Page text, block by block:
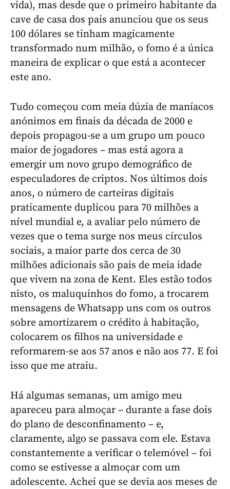
vida), mas desde que o primeiro habitante da
cave de casa dos pais anunciou que os seus
100 dólares se tinham magicamente
transformado num milhão, o fomo é a única
maneira de explicar o que está a acontecer
este ano.
Tudo começou com meia dúzia de maníacos
anónimos em finais da década de 2000 e
depois propagou-se a um grupo um pouco
maior de jogadores – mas está agora a
emergir um novo grupo demográfico de
especuladores de criptos. Nos últimos dois
anos, o número de carteiras digitais
praticamente duplicou para 70 milhões a
nível mundial e, a avaliar pelo número de
vezes que o tema surge nos meus círculos
sociais, a maior parte dos cerca de 30
milhões adicionais são pais de meia idade
que vivem na zona de Kent. Eles estão todos
nisto, os maluquinhos do fomo, a trocarem
mensagens de Whatsapp uns com os outros
sobre amortizarem o crédito à habitação,
colocarem os filhos na universidade e
reformarem-se aos 57 anos e não aos 77. E foi
isso que me atraiu.
Há algumas semanas, um amigo meu
apareceu para almoçar – durante a fase dois
do plano de desconfinamento – e,
claramente, algo se passava com ele. Estava
constantemente a verificar o telemóvel – foi
como se estivesse a almoçar com um
adolescente. Achei que se devia aos meses de